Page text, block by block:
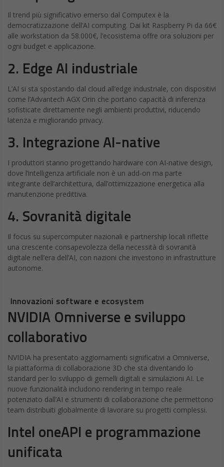
Il trend più significativo emerso dal Computex è la
democratizzazione dell’AI computing. Dai kit Raspberry Pi da 66€
alle workstation da 58.000€, l’ecosistema offre ora soluzioni per
ogni budget e applicazione.
2. Edge AI industriale
L’AI si sta spostando dal cloud all’edge industriale, con dispositivi
come l’Advantech AGX Orin che portano capacità di inferenza
sofisticate direttamente negli ambienti produttivi, riducendo
latenza e migliorando privacy.
3. Integrazione AI-native
I produttori stanno progettando hardware con AI-native design,
dove l’intelligenza artificiale non è un add-on ma parte
integrante dell’architettura, dall’ottimizzazione energetica alla
manutenzione predittiva.
4. Sovranità digitale
Il focus su supercomputer nazionali e partnership locali riflette
una crescente consapevolezza della necessità di sovranità
digitale nell’era dell’AI, con nazioni che investono in infrastrutture
autonome.
Innovazioni software e ecosystem
NVIDIA Omniverse e sviluppo
collaborativo
NVIDIA ha presentato aggiornamenti significativi a Omniverse,
la piattaforma di collaborazione 3D che sta diventando lo
standard per lo sviluppo di gemelli digitali e simulazioni AI. Le
nuove funzionalità includono rendering in tempo reale
potenziato dall’AI e strumenti di collaborazione che permettono
team distribuiti globalmente di lavorare su progetti complessi.
Intel oneAPI e programmazione
unificata